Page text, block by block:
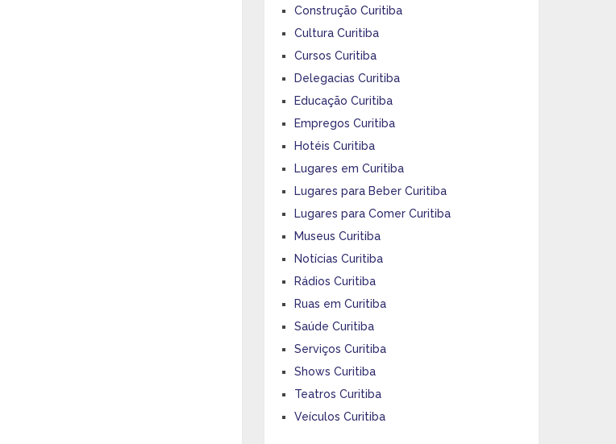
Construção Curitiba
Cultura Curitiba
Cursos Curitiba
Delegacias Curitiba
Educação Curitiba
Empregos Curitiba
Hotéis Curitiba
Lugares em Curitiba
Lugares para Beber Curitiba
Lugares para Comer Curitiba
Museus Curitiba
Notícias Curitiba
Rádios Curitiba
Ruas em Curitiba
Saúde Curitiba
Serviços Curitiba
Shows Curitiba
Teatros Curitiba
Veículos Curitiba